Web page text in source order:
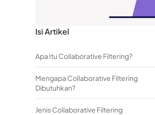
Isi Artikel
Apa Itu Collaborative Filtering?
Mengapa Collaborative Filtering
Dibutuhkan?
Jenis Collaborative Filtering